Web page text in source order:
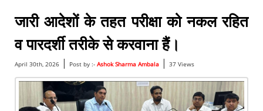
जारी आदेशों के तहत परीक्षा को नकल रहित
व पारदर्शी तरीके से करवाना हैं।
April 30th, 2026| Post by :- Ashok Sharma Ambala| 37 Views